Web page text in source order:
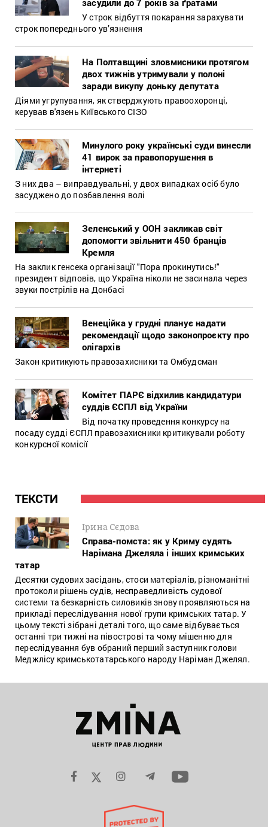
У строк відбуття покарання зарахувати
строк попереднього ув’язнення
На Полтавщині зловмисники протягом
двох тижнів утримували у полоні
заради викупу доньку депутата
Діями угрупування, як стверджують правоохоронці,
керував в'язень Київського СІЗО
Минулого року українські суди винесли
41 вирок за правопорушення в
інтернеті
З них два – виправдувальні, у двох випадках осіб було
засуджено до позбавлення волі
Зеленський у ООН закликав світ
допомогти звільнити 450 бранців
Кремля
На заклик генсека організації "Пора прокинутись!"
президент відповів, що Україна ніколи не засинала через
звуки пострілів на Донбасі
Венеційка у грудні планує надати
рекомендації щодо законопроєкту про
олігархів
Закон критикують правозахисники та Омбудсман
Комітет ПАРЄ відхилив кандидатури
суддів ЄСПЛ від України
Від початку проведення конкурсу на
посаду судді ЄСПЛ правозахисники критикували роботу
конкурсної комісії
ТЕКСТИ
Ірина Сєдова
Справа-помста: як у Криму судять
Нарімана Джеляла і інших кримських
татар
Десятки судових засідань, стоси матеріалів, різноманітні
протоколи рішень судів, несправедливість судової
системи та безкарність силовиків знову проявляються на
прикладі переслідування нової групи кримських татар. У
цьому тексті зібрані деталі того, що саме відбувається
останні три тижні на півострові та чому мішенню для
переслідування був обраний перший заступник голови
Меджлісу кримськотатарського народу Наріман Джелял.